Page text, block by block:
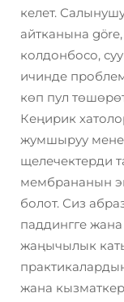
келет.
айтканына
колдонбосо,
ичинде
көп пул
Кеңирик
жумшыруу
щелечектерди
мембрананын
болот. Сиз
паддингге
жаңычылык
жана